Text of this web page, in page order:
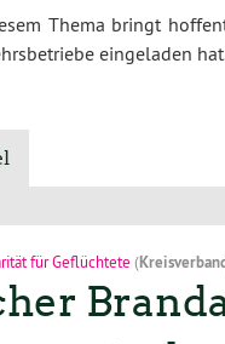
Thema bringt
eingeladen
für Geflüchtete (